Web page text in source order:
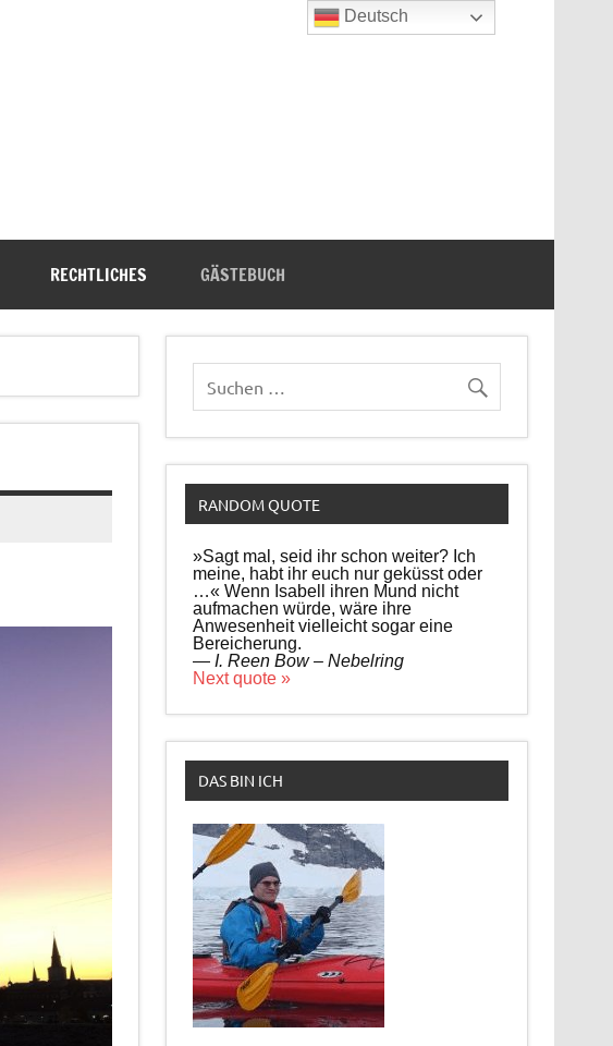
RECHTLICHES GÄSTEBUCH
RANDOM QUOTE
»Sagt mal, seid ihr schon weiter? Ich
meine, habt ihr euch nur geküsst oder
…« Wenn Isabell ihren Mund nicht
aufmachen würde, wäre ihre
Anwesenheit vielleicht sogar eine
Bereicherung.
— I. Reen Bow – Nebelring
Next quote »
DAS BIN ICH
Deutsch